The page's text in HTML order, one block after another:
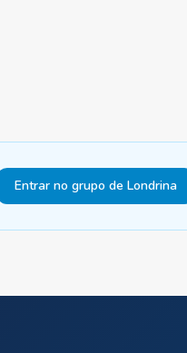
Entrar no grupo de Londrina